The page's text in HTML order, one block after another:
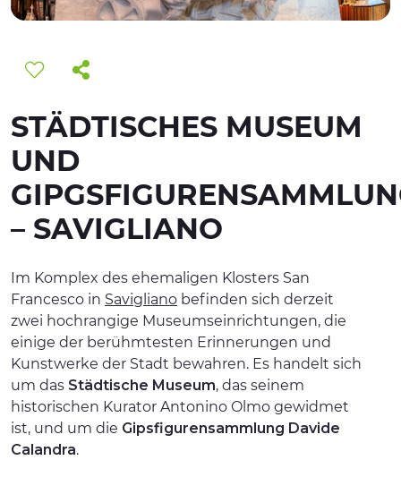
OUTDOOR
ERLEBNISSE
EVENTS
OFFERTE
STÄDTISCHES MUSEUM
UND
– SAVIGLIANO
Im Komplex des ehemaligen Klosters San
Francesco in Savigliano befinden sich derzeit
zwei hochrangige Museumseinrichtungen, die
einige der berühmtesten Erinnerungen und
Kunstwerke der Stadt bewahren. Es handelt sich
um das Städtische Museum, das seinem
historischen Kurator Antonino Olmo gewidmet
ist, und um die Gipsfigurensammlung Davide
Calandra.